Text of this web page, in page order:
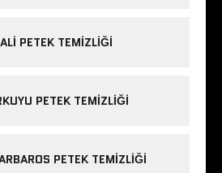
PETEK TEMIZLIĞI
PETEK TEMIZLIĞI
PETEK TEMIZLIĞI